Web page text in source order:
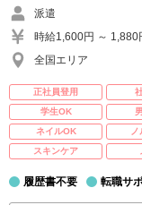
派遣
時給1,600円 ～ 1,880
全国エリア
正社員登用
学生OK
ネイルOK
スキンケア
履歴書不要 転職サ